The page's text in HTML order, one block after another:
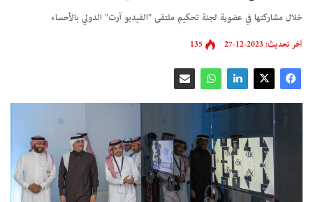
خلال مشاركتها في عضوية لجنة تحكيم ملتقى "الفيديو آرت" الدولي بالأحساء
آخر تحديث: 2023-12-27 135